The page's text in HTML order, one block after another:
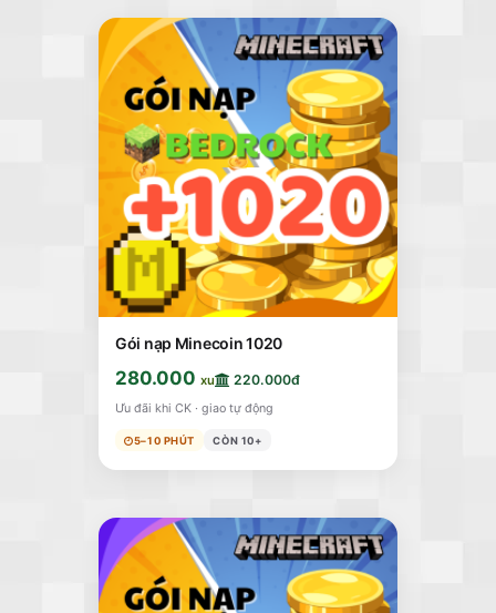
Gói nạp Minecoin 1020
280.000 xu 220.000đ
Ưu đãi khi CK · giao tự động
5–10 PHÚT CÒN 10+